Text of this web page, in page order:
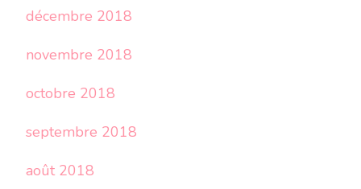
décembre 2018
novembre 2018
octobre 2018
septembre 2018
août 2018